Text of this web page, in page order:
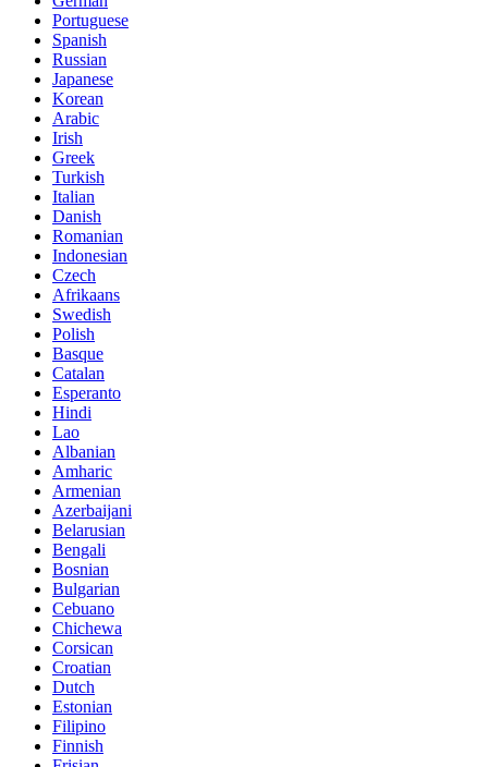
Portuguese
Spanish
Russian
Japanese
Korean
Arabic
Irish
Greek
Turkish
Italian
Danish
Romanian
Indonesian
Czech
Afrikaans
Swedish
Polish
Basque
Catalan
Esperanto
Hindi
Lao
Albanian
Amharic
Armenian
Azerbaijani
Belarusian
Bengali
Bosnian
Bulgarian
Cebuano
Chichewa
Corsican
Croatian
Dutch
Estonian
Filipino
Finnish